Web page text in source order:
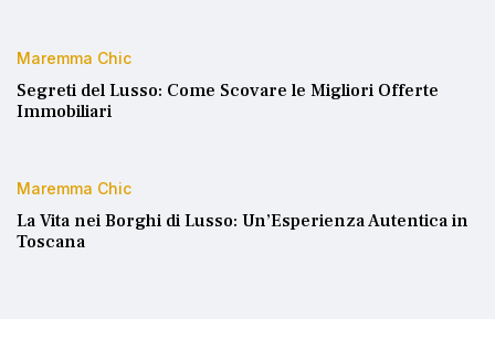
Maremma Chic
Segreti del Lusso: Come Scovare le Migliori Offerte
Immobiliari
Maremma Chic
La Vita nei Borghi di Lusso: Un’Esperienza Autentica in
Toscana